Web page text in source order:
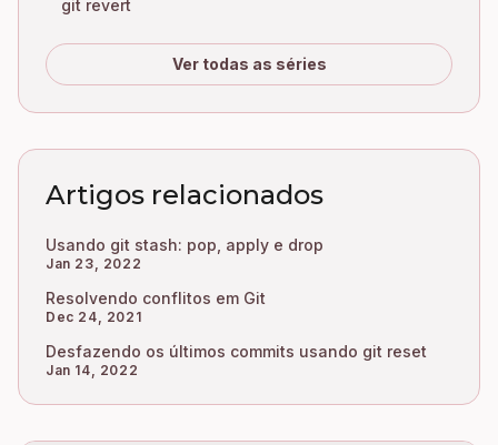
git revert
Ver todas as séries
Artigos relacionados
Usando git stash: pop, apply e drop
Jan 23, 2022
Resolvendo conflitos em Git
Dec 24, 2021
Desfazendo os últimos commits usando git reset
Jan 14, 2022